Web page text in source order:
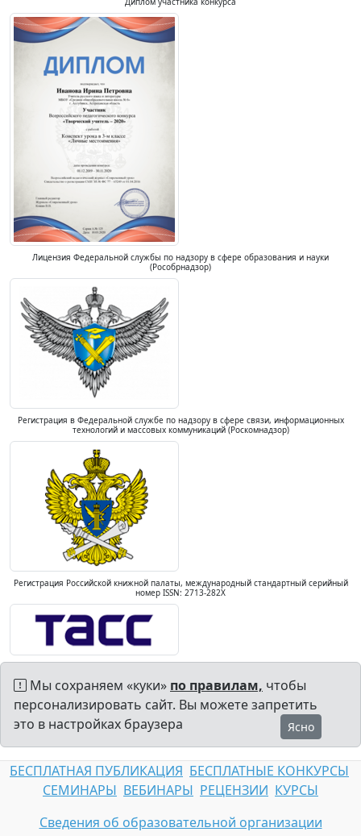
Лицензия Федеральной службы по надзору в сфере образования и науки
(Рособрнадзор)
Регистрация в Федеральной службе по надзору в сфере связи, информационных
технологий и массовых коммуникаций (Роскомнадзор)
Регистрация Российской книжной палаты, международный стандартный серийный
номер ISSN: 2713-282X
Мы сохраняем «куки» по правилам, чтобы
персонализировать сайт. Вы можете запретить
это в настройках браузера
Ясно
БЕСПЛАТНАЯ ПУБЛИКАЦИЯ БЕСПЛАТНЫЕ КОНКУРСЫ
СЕМИНАРЫ ВЕБИНАРЫ РЕЦЕНЗИИ КУРСЫ
Сведения об образовательной организации